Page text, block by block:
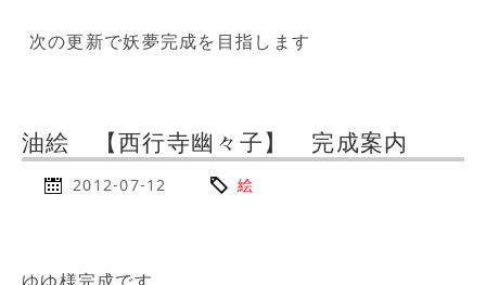
次の更新で妖夢完成を目指します
油絵 【西行寺幽々子】 完成案内
2012-07-12 絵